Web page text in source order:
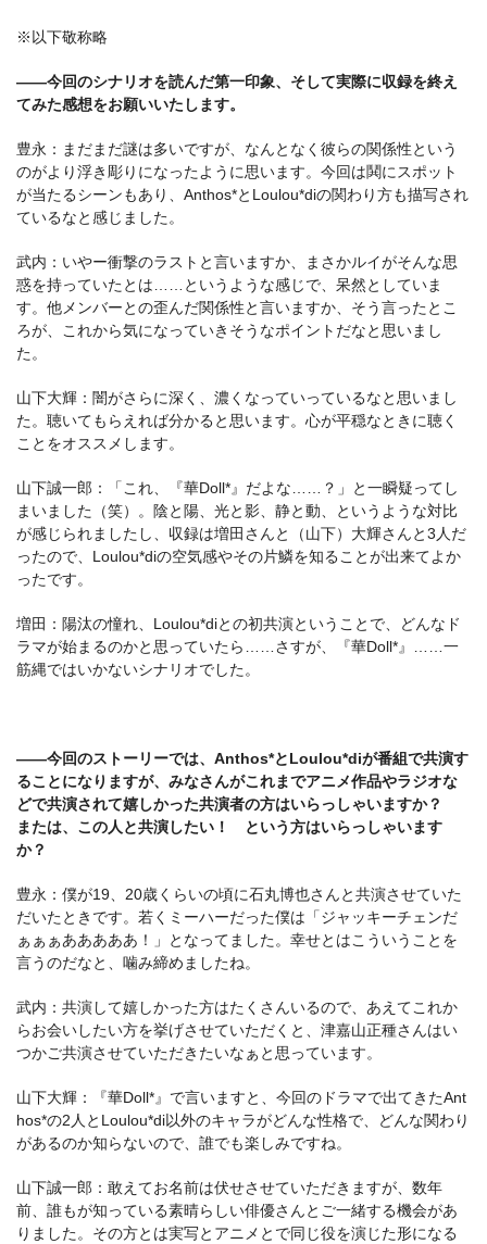
※以下敬称略
――今回のシナリオを読んだ第一印象、そして実際に収録を終え
てみた感想をお願いいたします。
豊永：まだまだ謎は多いですが、なんとなく彼らの関係性という
のがより浮き彫りになったように思います。今回は鬨にスポット
が当たるシーンもあり、Anthos*とLoulou*diの関わり方も描写され
ているなと感じました。
武内：いやー衝撃のラストと言いますか、まさかルイがそんな思
惑を持っていたとは……というような感じで、呆然としていま
す。他メンバーとの歪んだ関係性と言いますか、そう言ったとこ
ろが、これから気になっていきそうなポイントだなと思いまし
た。
山下大輝：闇がさらに深く、濃くなっていっているなと思いまし
た。聴いてもらえれば分かると思います。心が平穏なときに聴く
ことをオススメします。
山下誠一郎：「これ、『華Doll*』だよな……？」と一瞬疑ってし
まいました（笑）。陰と陽、光と影、静と動、というような対比
が感じられましたし、収録は増田さんと（山下）大輝さんと3人だ
ったので、Loulou*diの空気感やその片鱗を知ることが出来てよか
ったです。
増田：陽汰の憧れ、Loulou*diとの初共演ということで、どんなド
ラマが始まるのかと思っていたら……さすが、『華Doll*』……一
筋縄ではいかないシナリオでした。
――今回のストーリーでは、Anthos*とLoulou*diが番組で共演す
ることになりますが、みなさんがこれまでアニメ作品やラジオな
どで共演されて嬉しかった共演者の方はいらっしゃいますか？
または、この人と共演したい！ という方はいらっしゃいます
か？
豊永：僕が19、20歳くらいの頃に石丸博也さんと共演させていた
だいたときです。若くミーハーだった僕は「ジャッキーチェンだ
ぁぁぁあああああ！」となってました。幸せとはこういうことを
言うのだなと、噛み締めましたね。
武内：共演して嬉しかった方はたくさんいるので、あえてこれか
らお会いしたい方を挙げさせていただくと、津嘉山正種さんはい
つかご共演させていただきたいなぁと思っています。
山下大輝：『華Doll*』で言いますと、今回のドラマで出てきたAnt
hos*の2人とLoulou*di以外のキャラがどんな性格で、どんな関わり
があるのか知らないので、誰でも楽しみですね。
山下誠一郎：敢えてお名前は伏せさせていただきますが、数年
前、誰もが知っている素晴らしい俳優さんとご一緒する機会があ
りました。その方とは実写とアニメとで同じ役を演じた形になる